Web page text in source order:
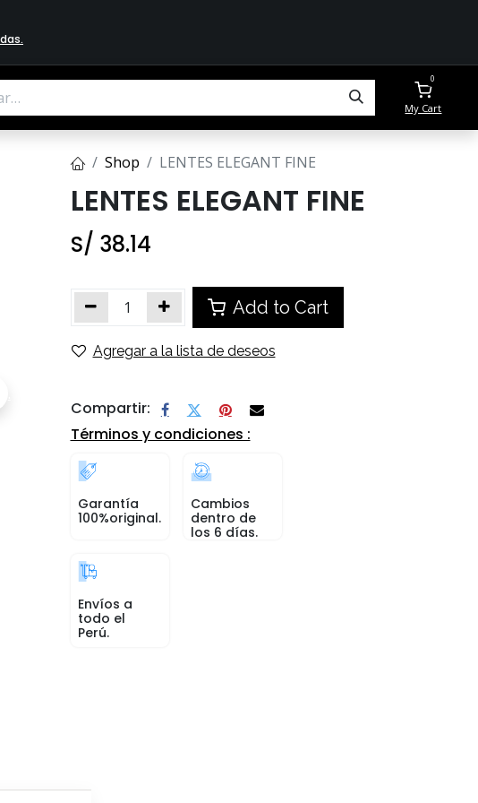
.
0
My Cart
Shop LENTES ELEGANT FINE
LENTES ELEGANT FINE
S/ 38.14
Add to Cart
Agregar a la lista de deseos
Compartir:
Términos y condiciones :
Garantía
100%original.
Cambios
dentro de
los 6 días.
Envíos a
todo el
Perú.